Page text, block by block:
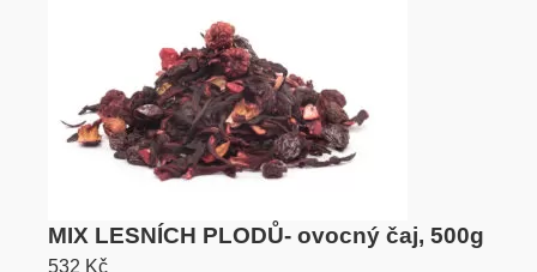
MIX LESNÍCH PLODŮ- ovocný čaj, 500g
532 Kč